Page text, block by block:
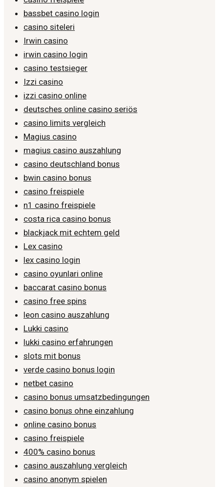
bassbet casino login
casino siteleri
Irwin casino
irwin casino login
casino testsieger
Izzi casino
izzi casino online
deutsches online casino seriös
casino limits vergleich
Magius casino
magius casino auszahlung
casino deutschland bonus
bwin casino bonus
casino freispiele
n1 casino freispiele
costa rica casino bonus
blackjack mit echtem geld
Lex casino
lex casino login
casino oyunlari online
baccarat casino bonus
casino free spins
leon casino auszahlung
Lukki casino
lukki casino erfahrungen
slots mit bonus
verde casino bonus login
netbet casino
casino bonus umsatzbedingungen
casino bonus ohne einzahlung
online casino bonus
casino freispiele
400% casino bonus
casino auszahlung vergleich
casino anonym spielen